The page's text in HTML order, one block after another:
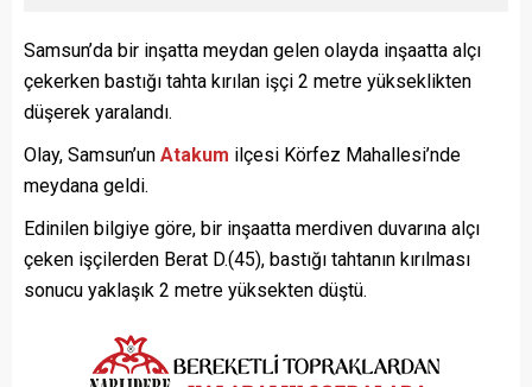
Samsun’da bir inşatta meydan gelen olayda inşaatta alçı
çekerken bastığı tahta kırılan işçi 2 metre yükseklikten
düşerek yaralandı.
Olay, Samsun’un Atakum ilçesi Körfez Mahallesi’nde
meydana geldi.
Edinilen bilgiye göre, bir inşaatta merdiven duvarına alçı
çeken işçilerden Berat D.(45), bastığı tahtanın kırılması
sonucu yaklaşık 2 metre yüksekten düştü.